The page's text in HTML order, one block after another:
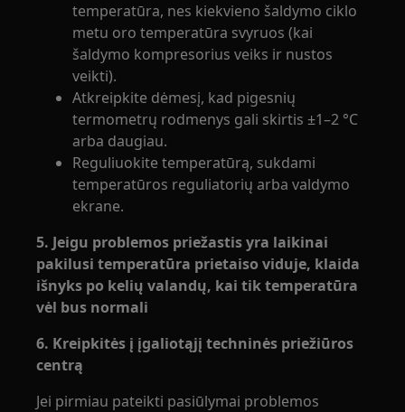
temperatūra, nes kiekvieno šaldymo ciklo
metu oro temperatūra svyruos (kai
šaldymo kompresorius veiks ir nustos
veikti).
Atkreipkite dėmesį, kad pigesnių
termometrų rodmenys gali skirtis ±1–2 °C
arba daugiau.
Reguliuokite temperatūrą, sukdami
temperatūros reguliatorių arba valdymo
ekrane.
5. Jeigu problemos priežastis yra laikinai
pakilusi temperatūra prietaiso viduje, klaida
išnyks po kelių valandų, kai tik temperatūra
vėl bus normali
6. Kreipkitės į įgaliotąjį techninės priežiūros
centrą
Jei pirmiau pateikti pasiūlymai problemos